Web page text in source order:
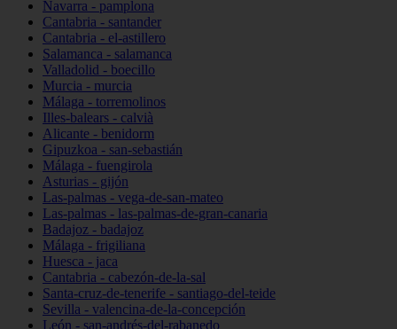
Navarra - pamplona
Cantabria - santander
Cantabria - el-astillero
Salamanca - salamanca
Valladolid - boecillo
Murcia - murcia
Málaga - torremolinos
Illes-balears - calvià
Alicante - benidorm
Gipuzkoa - san-sebastián
Málaga - fuengirola
Asturias - gijón
Las-palmas - vega-de-san-mateo
Las-palmas - las-palmas-de-gran-canaria
Badajoz - badajoz
Málaga - frigiliana
Huesca - jaca
Cantabria - cabezón-de-la-sal
Santa-cruz-de-tenerife - santiago-del-teide
Sevilla - valencina-de-la-concepción
León - san-andrés-del-rabanedo